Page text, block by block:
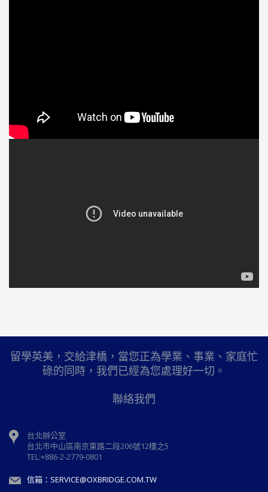
留學英美，交給津橋，當您正為學業、事業、家庭忙
碌的同時，我們已經為您處理好一切。
聯絡我們
台北辦公室
台北市中山區南京東路二段206號12樓之5
TEL:+886-2-2779-0801
信箱：SERVICE@OXBRIDGE.COM.TW